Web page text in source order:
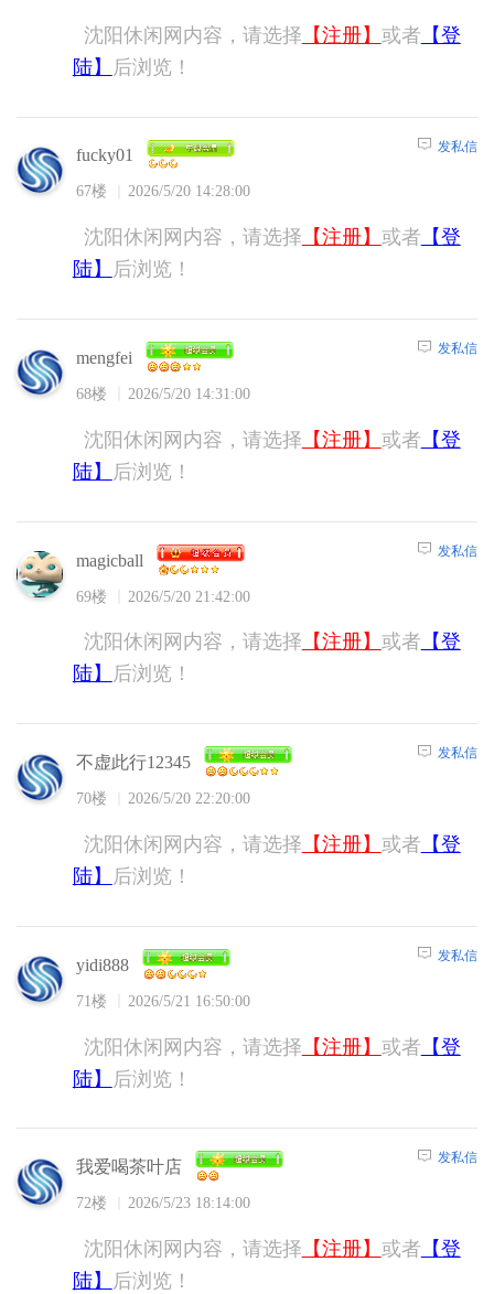
沈阳休闲网内容，请选择 【注册】 或者 【登
陆】
后浏览！
fucky01
67楼 2026/5/20 14:28:00
发私信
沈阳休闲网内容，请选择 【注册】 或者 【登
陆】
后浏览！
mengfei
68楼 2026/5/20 14:31:00
发私信
沈阳休闲网内容，请选择 【注册】 或者 【登
陆】
后浏览！
magicball
69楼 2026/5/20 21:42:00
发私信
沈阳休闲网内容，请选择 【注册】 或者 【登
陆】
后浏览！
不虚此行12345
70楼 2026/5/20 22:20:00
发私信
沈阳休闲网内容，请选择 【注册】 或者 【登
陆】
后浏览！
yidi888
71楼 2026/5/21 16:50:00
发私信
沈阳休闲网内容，请选择 【注册】 或者 【登
陆】
后浏览！
我爱喝茶叶店
72楼 2026/5/23 18:14:00
发私信
沈阳休闲网内容，请选择 【注册】 或者 【登
陆】
后浏览！